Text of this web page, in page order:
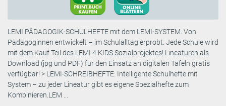
LEMI PÄDAGOGIK-SCHULHEFTE mit dem LEMI-SYSTEM. Von
Pädagoginnen entwickelt – im Schulalltag erprobt. Jede Schule wird
mit dem Kauf Teil des LEMI 4 KIDS Sozialprojektes! Lineaturen als
Download (jpg und PDF) für den Einsatz an digitalen Tafeln gratis
verfügbar! > LEMI-SCHREIBHEFTE: Intelligente Schulhefte mit
System – zu jeder Lineatur gibt es eigene Spezialhefte zum
Kombinieren.LEM ...